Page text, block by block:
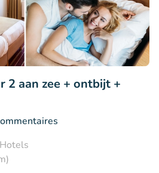
2 aan zee + ontbijt +